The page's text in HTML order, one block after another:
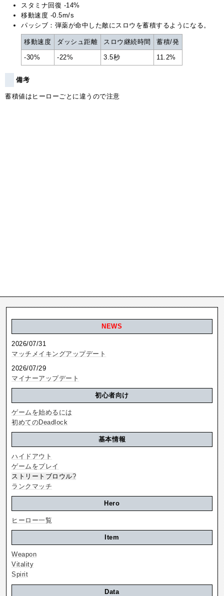
スタミナ回復 -14%
移動速度 -0.5m/s
パッシブ：弾薬が命中した敵にスロウを蓄積するようになる。
移動速度 ダッシュ距離 スロウ継続時間 蓄積/発
-30% -22% 3.5秒 11.2%
備考
蓄積値はヒーローごとに違うので注意
NEWS
2026/07/31
マッチメイキングアップデート
2026/07/29
マイナーアップデート
初心者向け
ゲームを始めるには
初めてのDeadlock
基本情報
ハイドアウト
ゲームをプレイ
ストリートブロウル?
ランクマッチ
Hero
ヒーロー一覧
Item
Weapon
Vitality
Spirit
Data